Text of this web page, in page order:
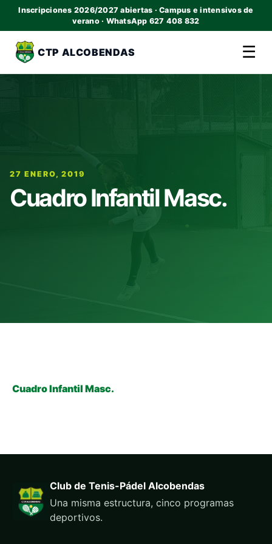
Inscripciones 2026/2027 abiertas · Campus e intensivos de
verano · WhatsApp 627 408 832
CTP ALCOBENDAS ☰
27 ENERO, 2019
Cuadro Infantil Masc.
Cuadro Infantil Masc.
Club de Tenis-Pádel Alcobendas
Una misma estructura, cinco programas
deportivos.